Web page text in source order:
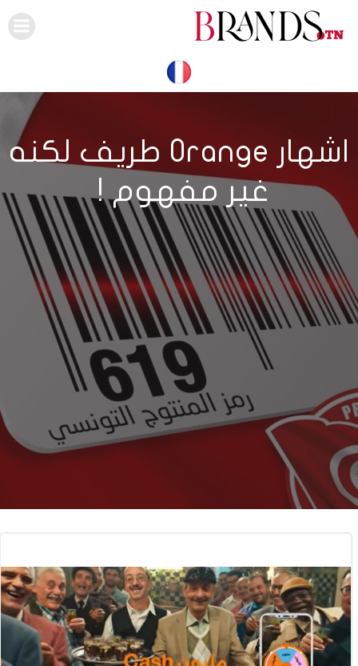
اشهار Orange طريف لكنه
غير مفهوم !